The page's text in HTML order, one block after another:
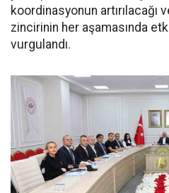
koordinasyonun artırılacağı
zincirinin her aşamasında
vurgulandı.